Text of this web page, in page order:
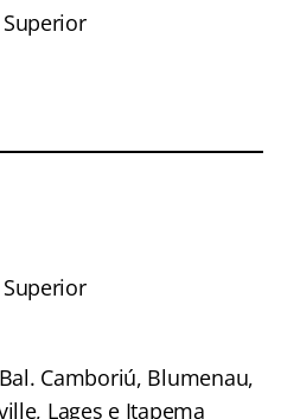
Superior
Superior
Camboriú, Blumenau,
Lages e Itapema